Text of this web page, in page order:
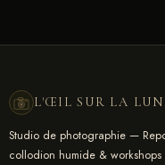
L'ŒIL SUR LA
Studio de photographie —
collodion humide &